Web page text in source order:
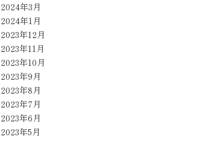
2024年3月
2024年1月
2023年12月
2023年11月
2023年10月
2023年9月
2023年8月
2023年7月
2023年6月
2023年5月